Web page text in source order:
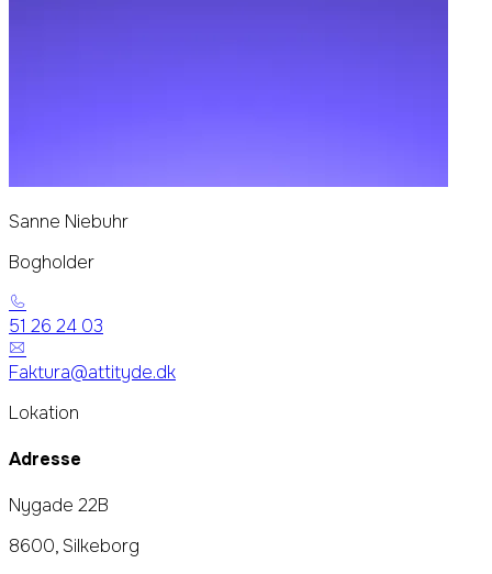
Sanne Niebuhr
Bogholder
51 26 24 03
Faktura@attityde.dk
Lokation
Adresse
Nygade 22B
8600, Silkeborg